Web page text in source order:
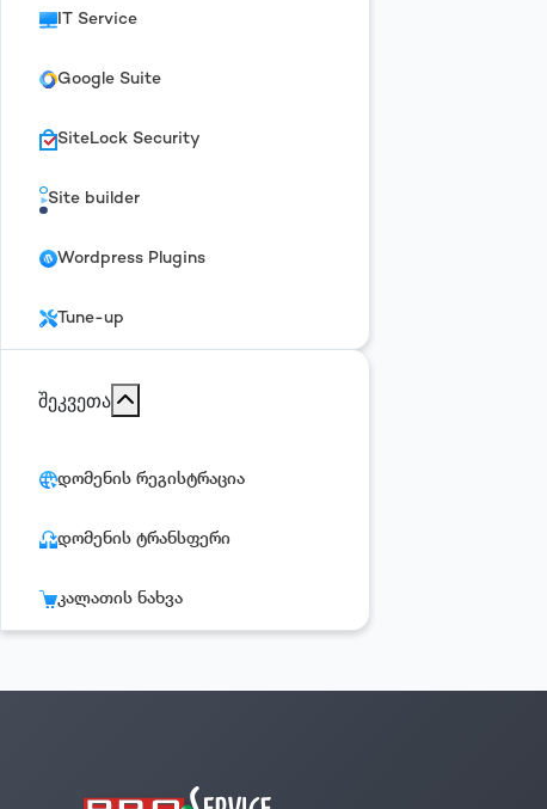
IT Service
Google Suite
SiteLock Security
Site builder
Wordpress Plugins
Tune-up
შეკვეთა
დომენის რეგისტრაცია
დომენის ტრანსფერი
კალათის ნახვა